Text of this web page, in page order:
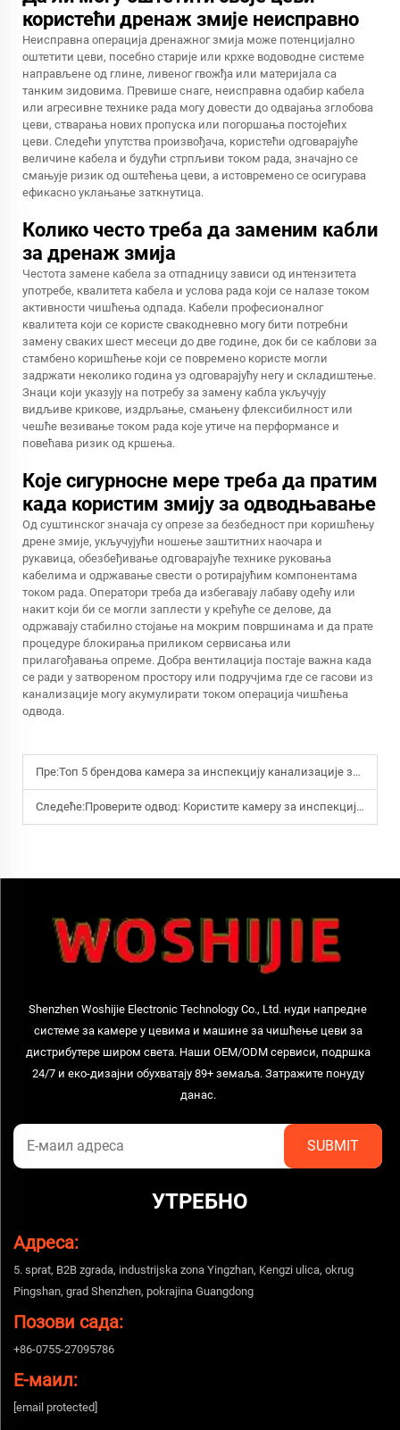
користећи дренаж змије неисправно
Неисправна операција дренажног змија може потенцијално
оштетити цеви, посебно старије или крхке водоводне системе
направљене од глине, ливеног гвожђа или материјала са
танким зидовима. Превише снаге, неисправна одабир кабела
или агресивне технике рада могу довести до одвајања зглобова
цеви, стварања нових пропуска или погоршања постојећих
цеви. Следећи упутства произвођача, користећи одговарајуће
величине кабела и будући стрпљиви током рада, значајно се
смањује ризик од оштећења цеви, а истовремено се осигурава
ефикасно уклањање заткнутица.
Колико често треба да заменим кабли
за дренаж змија
Честота замене кабела за отпадницу зависи од интензитета
употребе, квалитета кабела и услова рада који се налазе током
активности чишћења одпада. Кабели професионалног
квалитета који се користе свакодневно могу бити потребни
замену сваких шест месеци до две године, док би се каблови за
стамбено коришћење који се повремено користе могли
задржати неколико година уз одговарајућу негу и складиштење.
Знаци који указују на потребу за замену кабла укључују
видљиве крикове, издрљање, смањену флексибилност или
чешће везивање током рада које утиче на перформансе и
повећава ризик од кршења.
Које сигурносне мере треба да пратим
када користим змију за одводњавање
Од суштинског значаја су опрезе за безбедност при коришћењу
дрене змије, укључујући ношење заштитних наочара и
рукавица, обезбеђивање одговарајуће технике руковања
кабелима и одржавање свести о ротирајућим компонентама
током рада. Оператори треба да избегавају лабаву одећу или
накит који би се могли заплести у крећуће се делове, да
одржавају стабилно стојање на мокрим површинама и да прате
процедуре блокирања приликом сервисања или
прилагођавања опреме. Добра вентилација постаје важна када
се ради у затвореном простору или подручјима где се гасови из
канализације могу акумулирати током операција чишћења
одвода.
Пре:Топ 5 брендова камера за инспекцију канализације за водоводнике
Следеће:Проверите одвод: Користите камеру за инспекцију канализације
Shenzhen Woshijie Electronic Technology Co., Ltd. нуди напредне
системе за камере у цевима и машине за чишћење цеви за
дистрибутере широм света. Наши OEM/ODM сервиси, подршка
24/7 и еко-дизајни обухватају 89+ земаља. Затражите понуду
данас.
УТРЕБНО
Адреса:
5. sprat, B2B zgrada, industrijska zona Yingzhan, Kengzi ulica, okrug
Pingshan, grad Shenzhen, pokrajina Guangdong
Позови сада:
+86-0755-27095786
Е-маил:
[email protected]